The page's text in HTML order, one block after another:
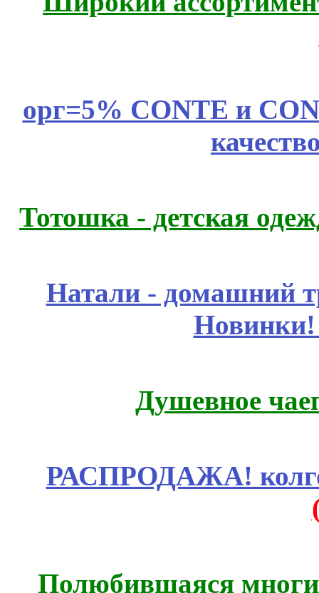
орг=5% CONTE и
Тотошка - детская
Натали - домашний
Душевное
РАСПРОДАЖА!
Полюбившаяся